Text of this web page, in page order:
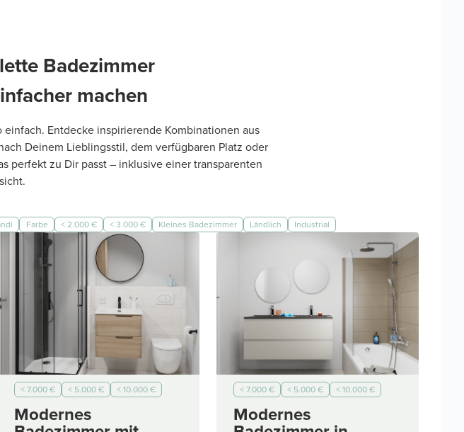
Badezimmer
machen
Entdecke inspirierende Kombinationen aus
Deinem Lieblingsstil, dem verfügbaren Platz oder
perfekt zu Dir passt – inklusive einer transparenten
Farbe < 2.000 € < 3.000 € Kleines Badezimmer Ländlich Industrial
< 7.000 € < 5.000 €
< 10.000 €
Modernes
< 7.000 € < 5.000 €
< 10.000 €
Modernes